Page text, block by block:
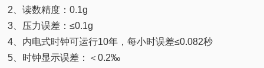
2、读数精度：0.1g
3、压力误差：≤0.1g
4、内电式时钟可运行10年，每小时误差≤0.082秒
5、时钟显示误差：＜0.2‰